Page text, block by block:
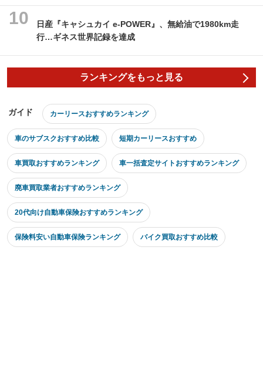
日産『キャシュカイ e-POWER』、無給油で1980km走
行…ギネス世界記録を達成
ランキングをもっと見る
ガイド カーリースおすすめランキング
車のサブスクおすすめ比較 短期カーリースおすすめ
車買取おすすめランキング 車一括査定サイトおすすめランキング
廃車買取業者おすすめランキング
20代向け自動車保険おすすめランキング
保険料安い自動車保険ランキング バイク買取おすすめ比較